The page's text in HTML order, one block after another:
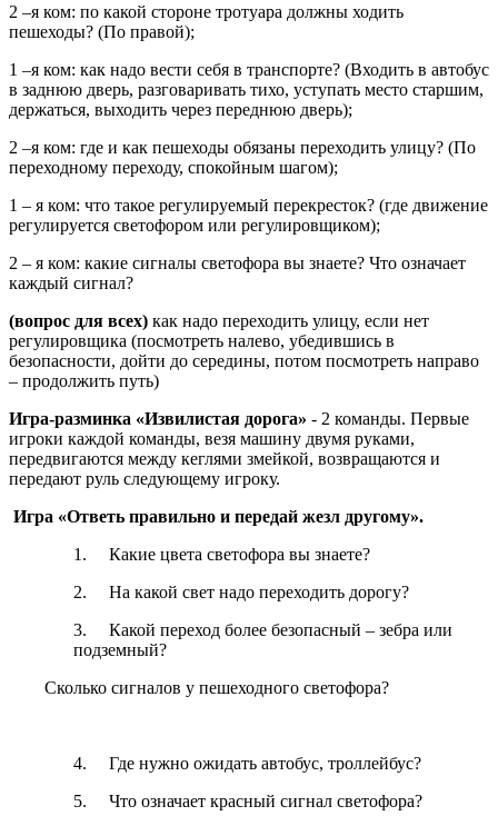
2 –я ком: по какой стороне тротуара должны ходить
пешеходы? (По правой);
1 –я ком: как надо вести себя в транспорте? (Входить в автобус
в заднюю дверь, разговаривать тихо, уступать место старшим,
держаться, выходить через переднюю дверь);
2 –я ком: где и как пешеходы обязаны переходить улицу? (По
переходному переходу, спокойным шагом);
1 – я ком: что такое регулируемый перекресток? (где движение
регулируется светофором или регулировщиком);
2 – я ком: какие сигналы светофора вы знаете? Что означает
каждый сигнал?
(вопрос для всех) как надо переходить улицу, если нет
регулировщика (посмотреть налево, убедившись в
безопасности, дойти до середины, потом посмотреть направо
– продолжить путь)
Игра-разминка «Извилистая дорога» - 2 команды. Первые
игроки каждой команды, везя машину двумя руками,
передвигаются между кеглями змейкой, возвращаются и
передают руль следующему игроку.
Игра «Ответь правильно и передай жезл другому».
1. Какие цвета светофора вы знаете?
2. На какой свет надо переходить дорогу?
3. Какой переход более безопасный – зебра или
подземный?
Сколько сигналов у пешеходного светофора?
4. Где нужно ожидать автобус, троллейбус?
5. Что означает красный сигнал светофора?